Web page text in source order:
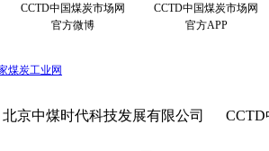
CCTD中国煤炭市场网
官方微博
CCTD中国煤炭市场网
官方APP
煤炭工业网
京中煤时代科技发展有限公司